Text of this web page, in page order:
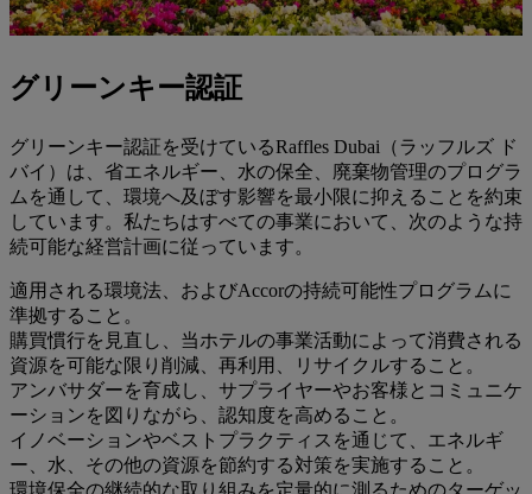
グリーンキー認証
グリーンキー認証を受けているRaffles Dubai（ラッフルズ ド
バイ）は、省エネルギー、水の保全、廃棄物管理のプログラ
ムを通して、環境へ及ぼす影響を最小限に抑えることを約束
しています。私たちはすべての事業において、次のような持
続可能な経営計画に従っています。
適用される環境法、およびAccorの持続可能性プログラムに
準拠すること。
購買慣行を見直し、当ホテルの事業活動によって消費される
資源を可能な限り削減、再利用、リサイクルすること。
アンバサダーを育成し、サプライヤーやお客様とコミュニケ
ーションを図りながら、認知度を高めること。
イノベーションやベストプラクティスを通じて、エネルギ
ー、水、その他の資源を節約する対策を実施すること。
環境保全の継続的な取り組みを定量的に測るためのターゲッ